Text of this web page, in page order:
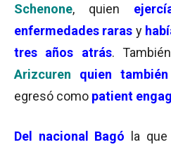
Schenone, quien
enfermedades raras y
tres años atrás.
Arizcuren
quien
egresó como patient
Del nacional Bagó la